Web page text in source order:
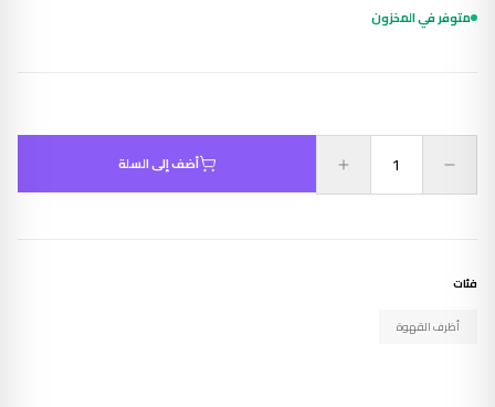
متوفر في المخزون
أضف إلى السلة
فئات
أظرف القهوة